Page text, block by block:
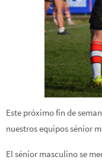
Este próximo fin de
nuestros equipos sénior
El sénior masculino se